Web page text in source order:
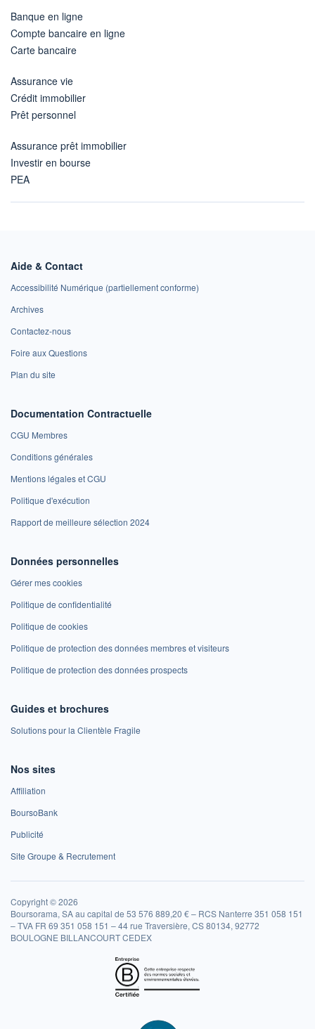
Banque en ligne
Compte bancaire en ligne
Carte bancaire
Assurance vie
Crédit immobilier
Prêt personnel
Assurance prêt immobilier
Investir en bourse
PEA
Aide & Contact
Accessibilité Numérique (partiellement conforme)
Archives
Contactez-nous
Foire aux Questions
Plan du site
Documentation Contractuelle
CGU Membres
Conditions générales
Mentions légales et CGU
Politique d'exécution
Rapport de meilleure sélection 2024
Données personnelles
Gérer mes cookies
Politique de confidentialité
Politique de cookies
Politique de protection des données membres et visiteurs
Politique de protection des données prospects
Guides et brochures
Solutions pour la Clientèle Fragile
Nos sites
Affiliation
BoursoBank
Publicité
Site Groupe & Recrutement
Copyright © 2026
Boursorama, SA au capital de 53 576 889,20 € – RCS Nanterre 351 058 151
– TVA FR 69 351 058 151 – 44 rue Traversière, CS 80134, 92772
BOULOGNE BILLANCOURT CEDEX